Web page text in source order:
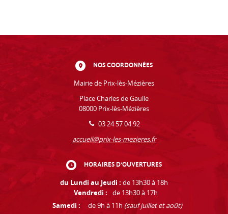
NOS COORDONNÉES
Mairie de Prix-lès-Mézières
Place Charles de Gaulle
08000 Prix-lès-Mézières
03 24 57 04 92
accueil@prix-les-mezieres.fr
HORAIRES D'OUVERTURES
du Lundi au Jeudi : de 13h30 à 18h
Vendredi :
de 13h30 à 17h
Samedi :
de 9h à 11h (sauf juillet et août)